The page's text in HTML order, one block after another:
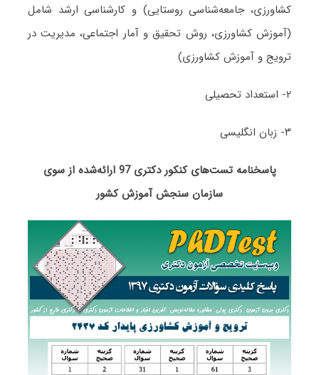
کشاورزی، جامعه‌شناسی روستایی) و کارشناسی ارشد شامل
(آموزش کشاورزی، روش تحقیق و آمار اجتماعی، مدیریت در
ترویج و آموزش کشاورزی)
۲- استعداد تحصیلی
۳- زبان انگلیسی
پاسخنامه تست‌های کنکور دکتری 97 ارائه‌شده از سوی
سازمان سنجش آموزش کشور